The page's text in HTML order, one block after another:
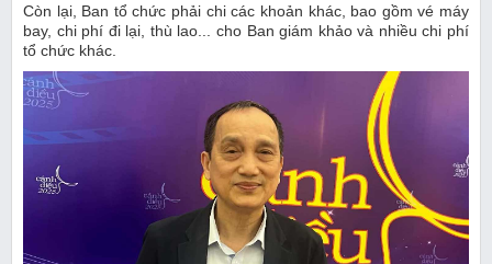
Còn lại, Ban tổ chức phải chi các khoản khác, bao gồm vé máy
bay, chi phí đi lại, thù lao... cho Ban giám khảo và nhiều chi phí
tổ chức khác.